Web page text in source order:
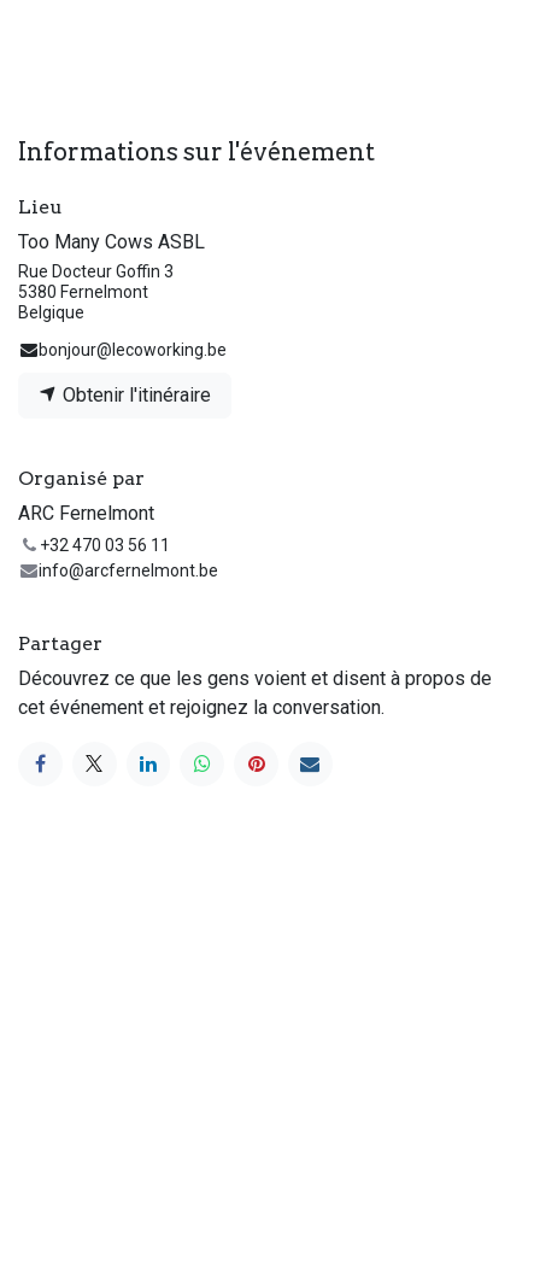
Informations sur l'événement
Lieu
Too Many Cows ASBL
Rue Docteur Goffin 3
5380 Fernelmont
Belgique
bonjour@lecoworking.be
Obtenir l'itinéraire
Organisé par
ARC Fernelmont
+32 470 03 56 11
info@arcfernelmont.be
Partager
Découvrez ce que les gens voient et disent à propos de
cet événement et rejoignez la conversation.